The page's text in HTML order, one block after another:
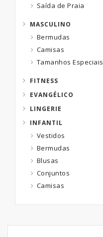
Saída de Praia
MASCULINO
Bermudas
Camisas
Tamanhos Especiais
FITNESS
EVANGÉLICO
LINGERIE
INFANTIL
Vestidos
Bermudas
Blusas
Conjuntos
Camisas